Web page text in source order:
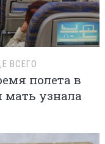
ВСЕГО
полета в
мать узнала